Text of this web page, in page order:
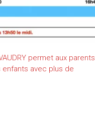
permet aux parents
avec plus de